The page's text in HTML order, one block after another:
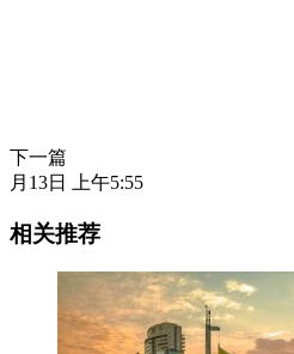
下一篇
月13日 上午5:55
相关推荐